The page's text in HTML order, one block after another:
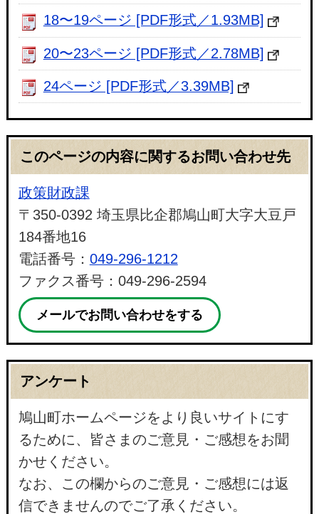
18〜19ページ [PDF形式／1.93MB]
20〜23ページ [PDF形式／2.78MB]
24ページ [PDF形式／3.39MB]
このページの内容に関するお問い合わせ先
政策財政課
〒350-0392 埼玉県比企郡鳩山町大字大豆戸
184番地16
電話番号： 049-296-1212
ファクス番号：049-296-2594
メールでお問い合わせをする
アンケート
鳩山町ホームページをより良いサイトにす
るために、皆さまのご意見・ご感想をお聞
かせください。
なお、この欄からのご意見・ご感想には返
信できませんのでご了承ください。